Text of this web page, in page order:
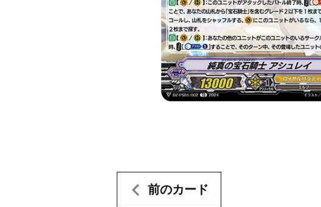
前のカード